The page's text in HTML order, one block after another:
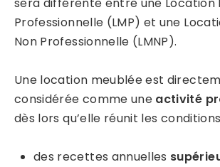
sera différente entre une Location
Professionnelle (LMP) et une
Non Professionnelle (LMNP).
Une location meublée est
considérée comme une activité
dès lors qu’elle réunit les
des recettes annuelles